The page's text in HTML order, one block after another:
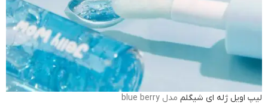
لیپ اویل ژله ای شیگلم مدل blue berry